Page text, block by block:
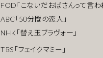
FOD「こないだおばさんって言わ
ABC「50分間の恋人」
NHK「替え玉ブラヴォー」
TBS「フェイクマミー」